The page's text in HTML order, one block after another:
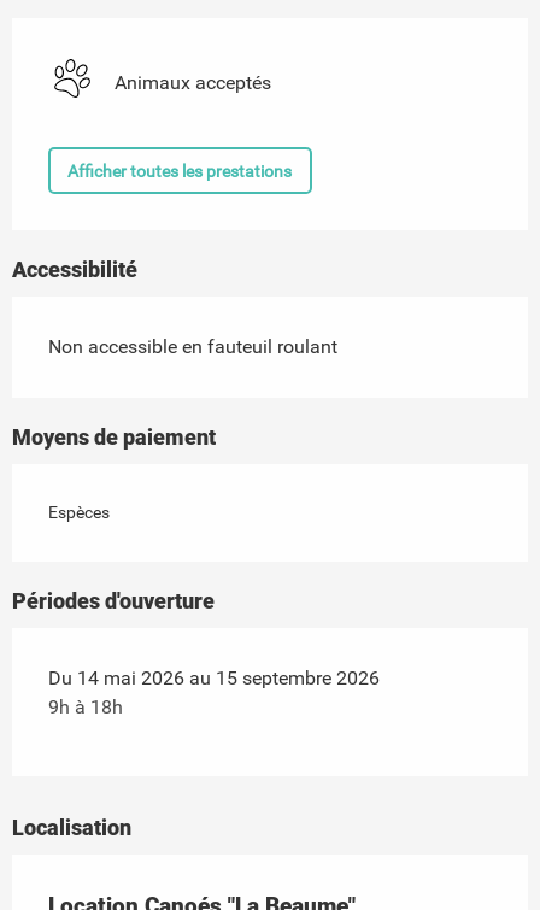
Animaux acceptés
Afficher toutes les prestations
Accessibilité
Non accessible en fauteuil roulant
Moyens de paiement
Espèces
Périodes d'ouverture
Du 14 mai 2026 au 15 septembre 2026
9h à 18h
Localisation